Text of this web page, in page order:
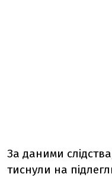
За даними
тиснули на